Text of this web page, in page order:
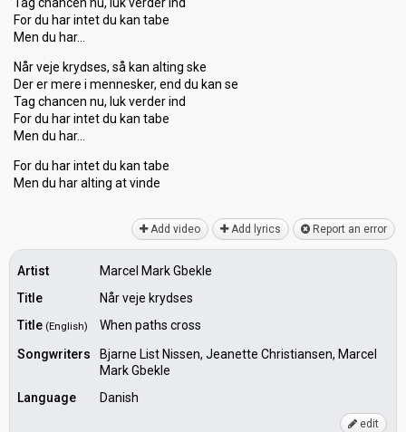
For du har intet du kan tabe
Men du har…
Når veje krydses, så kan alting ske
Der er mere i mennesker, end du kan ѕe
Tag chancen nu, luk verder ind
For du har intet du kan tabe
Men du har…
For du har intet du kan tabe
Men du har alting аt vinde
Add video Add lyrics Report an error
Artist
Marcel Mark Gbekle
Title
Når veje krydses
Title (English)
When paths cross
Songwriters
Bjarne List Nissen, Jeanette Christiansen, Marcel
Mark Gbekle
Language
Danish
edit